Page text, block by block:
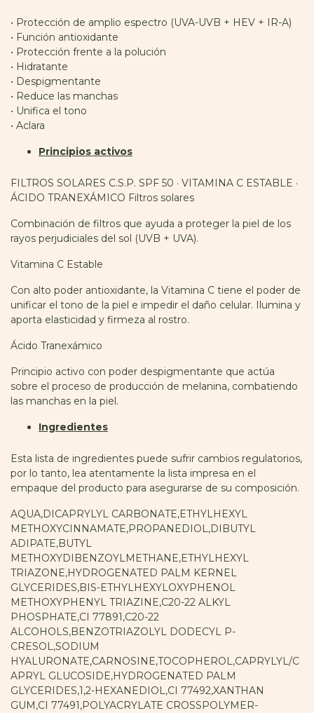
• Protección de amplio espectro (UVA-UVB + HEV + IR-A)
• Función antioxidante
• Protección frente a la polución
• Hidratante
• Despigmentante
• Reduce las manchas
• Unifica el tono
• Aclara
Principios activos
FILTROS SOLARES C.S.P. SPF 50 · VITAMINA C ESTABLE ·
ÁCIDO TRANEXÁMICO Filtros solares
Combinación de filtros que ayuda a proteger la piel de los
rayos perjudiciales del sol (UVB + UVA).
Vitamina C Estable
Con alto poder antioxidante, la Vitamina C tiene el poder de
unificar el tono de la piel e impedir el daño celular. Ilumina y
aporta elasticidad y firmeza al rostro.
Ácido Tranexámico
Principio activo con poder despigmentante que actúa
sobre el proceso de producción de melanina, combatiendo
las manchas en la piel.
Ingredientes
Esta lista de ingredientes puede sufrir cambios regulatorios,
por lo tanto, lea atentamente la lista impresa en el
empaque del producto para asegurarse de su composición.
AQUA,DICAPRYLYL CARBONATE,ETHYLHEXYL
METHOXYCINNAMATE,PROPANEDIOL,DIBUTYL
ADIPATE,BUTYL
METHOXYDIBENZOYLMETHANE,ETHYLHEXYL
TRIAZONE,HYDROGENATED PALM KERNEL
GLYCERIDES,BIS-ETHYLHEXYLOXYPHENOL
METHOXYPHENYL TRIAZINE,C20-22 ALKYL
PHOSPHATE,CI 77891,C20-22
ALCOHOLS,BENZOTRIAZOLYL DODECYL P-
CRESOL,SODIUM
HYALURONATE,CARNOSINE,TOCOPHEROL,CAPRYLYL/C
APRYL GLUCOSIDE,HYDROGENATED PALM
GLYCERIDES,1,2-HEXANEDIOL,CI 77492,XANTHAN
GUM,CI 77491,POLYACRYLATE CROSSPOLYMER-